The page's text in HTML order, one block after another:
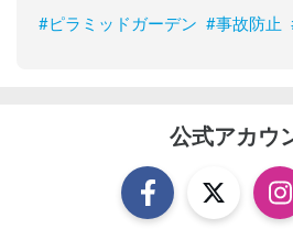
#ピラミッドガーデン #事故防止
公式アカウ